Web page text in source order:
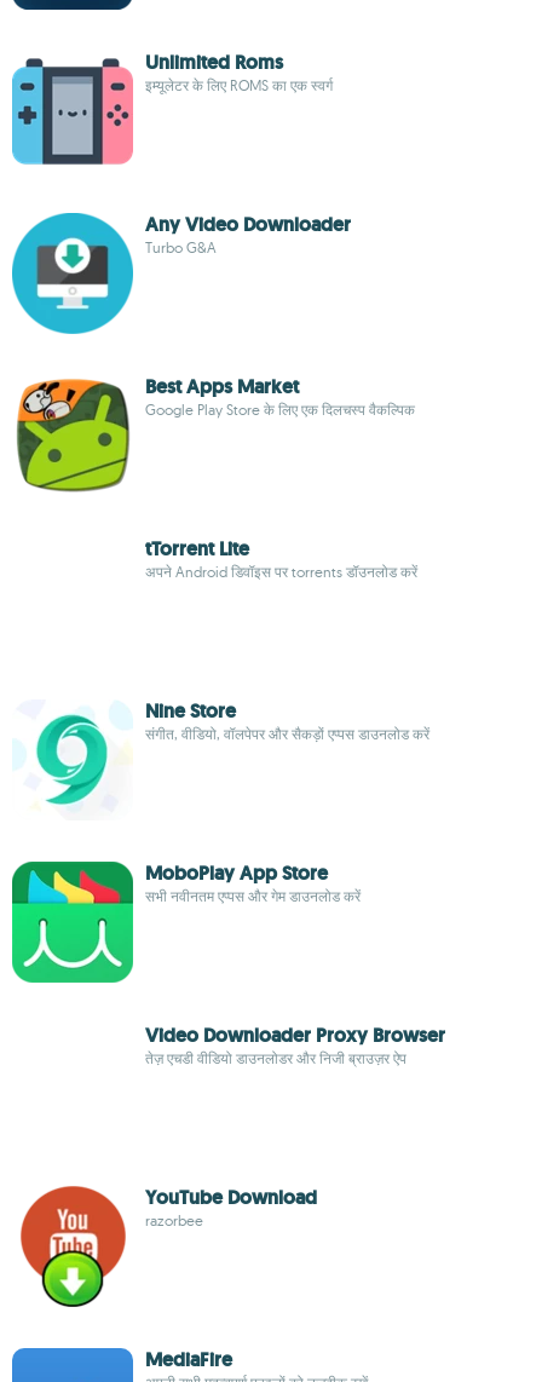
Unlimited Roms
इम्यूलेटर के लिए ROMS का एक स्वर्ग
Any Video Downloader
Turbo G&A
Best Apps Market
Google Play Store के लिए एक दिलचस्प वैकल्पिक
tTorrent Lite
अपने Android डिवॉइस पर torrents डॉउनलोड करें
Nine Store
संगीत, वीडियो, वॉलपेपर और सैकड़ों एप्पस डाउनलोड करें
MoboPlay App Store
सभी नवीनतम एप्पस और गेम डाउनलोड करें
Video Downloader Proxy Browser
तेज़ एचडी वीडियो डाउनलोडर और निजी ब्राउज़र ऐप
YouTube Download
razorbee
MediaFire